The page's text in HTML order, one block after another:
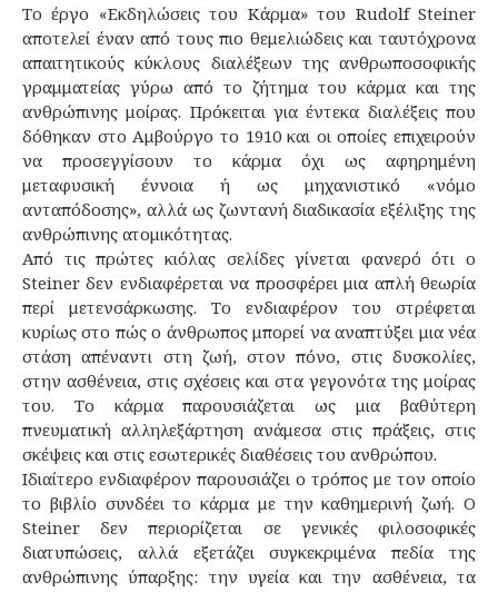
Το έργο «Εκδηλώσεις του Κάρμα» του Rudolf Steiner
αποτελεί έναν από τους πιο θεμελιώδεις και ταυτόχρονα
απαιτητικούς κύκλους διαλέξεων της ανθρωποσοφικής
γραμματείας γύρω από το ζήτημα του κάρμα και της
ανθρώπινης μοίρας. Πρόκειται για έντεκα διαλέξεις που
δόθηκαν στο Αμβούργο το 1910 και οι οποίες επιχειρούν
να προσεγγίσουν το κάρμα όχι ως αφηρημένη
μεταφυσική έννοια ή ως μηχανιστικό «νόμο
ανταπόδοσης», αλλά ως ζωντανή διαδικασία εξέλιξης της
ανθρώπινης ατομικότητας.
Από τις πρώτες κιόλας σελίδες γίνεται φανερό ότι ο
Steiner δεν ενδιαφέρεται να προσφέρει μια απλή θεωρία
περί μετενσάρκωσης. Το ενδιαφέρον του στρέφεται
κυρίως στο πώς ο άνθρωπος μπορεί να αναπτύξει μια νέα
στάση απέναντι στη ζωή, στον πόνο, στις δυσκολίες,
στην ασθένεια, στις σχέσεις και στα γεγονότα της μοίρας
του. Το κάρμα παρουσιάζεται ως μια βαθύτερη
πνευματική αλληλεξάρτηση ανάμεσα στις πράξεις, στις
σκέψεις και στις εσωτερικές διαθέσεις του ανθρώπου.
Ιδιαίτερο ενδιαφέρον παρουσιάζει ο τρόπος με τον οποίο
το βιβλίο συνδέει το κάρμα με την καθημερινή ζωή. Ο
Steiner δεν περιορίζεται σε γενικές φιλοσοφικές
διατυπώσεις, αλλά εξετάζει συγκεκριμένα πεδία της
ανθρώπινης ύπαρξης: την υγεία και την ασθένεια, τα